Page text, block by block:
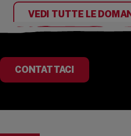
VEDI TUTTE LE
CONTATTACI